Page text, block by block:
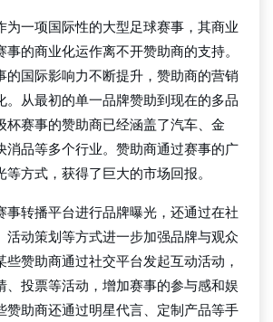
为一项国际性的大型足球赛事，其商业
的商业化运作离不开赞助商的支持。
的国际影响力不断提升，赞助商的营销
。从最初的单一品牌赞助到现在的多品
杯赛事的赞助商已经涵盖了汽车、金
消品等多个行业。赞助商通过赛事的广
方式，获得了巨大的市场回报。
事转播平台进行品牌曝光，还通过在社
活动策划等方式进一步加强品牌与观众
些赞助商通过社交平台发起互动活动，
、投票等活动，增加赛事的参与感和娱
赞助商还通过明星代言、定制产品等手